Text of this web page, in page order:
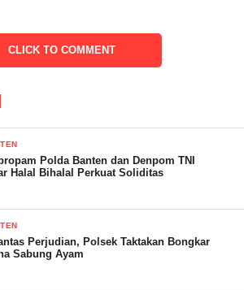
seluruh sasaran fisik akan
khususnya untuk meningkatkan
warga. Terutama pembukaan akses jalan,
serta pembangunan MCK Komunal.
Manunggal Membangun Desa, sehingga
CLICK TO COMMENT
Polda Banten dan Denpom TNI
Halal Bihalal Perkuat Soliditas
Perjudian, Polsek Taktakan Bongkar
Sabung Ayam